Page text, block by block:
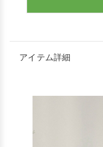
アイテム詳細